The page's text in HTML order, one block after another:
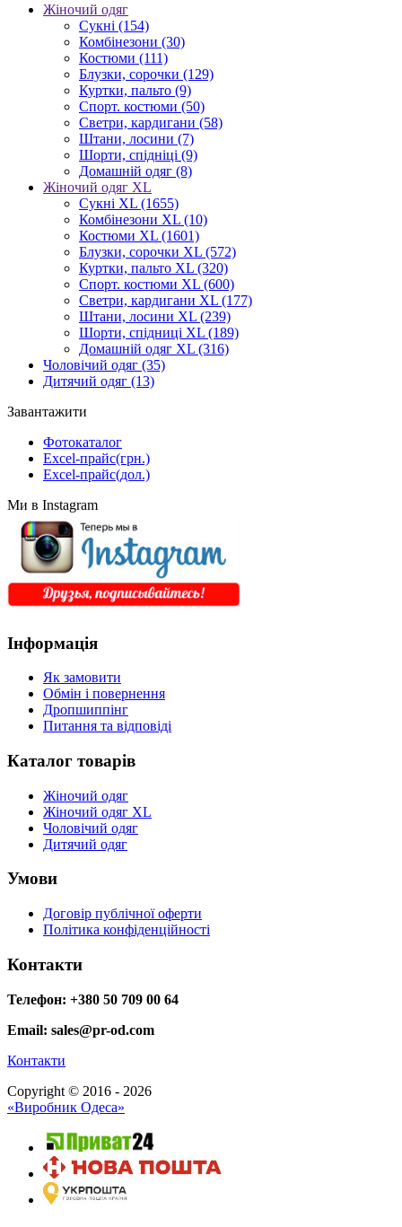
Жіночий одяг
Сукні (154)
Комбінезони (30)
Костюми (111)
Блузки, сорочки (129)
Куртки, пальто (9)
Спорт. костюми (50)
Светри, кардигани (58)
Штани, лосини (7)
Шорти, спідніці (9)
Домашній одяг (8)
Жіночий одяг XL
Cукні XL (1655)
Комбінезони XL (10)
Костюми XL (1601)
Блузки, сорочки XL (572)
Куртки, пальто XL (320)
Спорт. костюми XL (600)
Светри, кардигани XL (177)
Штани, лосини XL (239)
Шорти, спідниці XL (189)
Домашній одяг XL (316)
Чоловічий одяг (35)
Дитячий одяг (13)
Завантажити
Фотокаталог
Excel-прайс(грн.)
Excel-прайс(дол.)
Ми в Instagram
Інформація
Як замовити
Обмін і повернення
Дропшиппінг
Питання та відповіді
Каталог товарів
Жіночий одяг
Жіночий одяг XL
Чоловічий одяг
Дитячий одяг
Умови
Договір публічної оферти
Політика конфіденційності
Контакти
Телефон: +380 50 709 00 64
Email: sales@pr-od.com
Контакти
Copyright © 2016 - 2026
«Виробник Одеса»